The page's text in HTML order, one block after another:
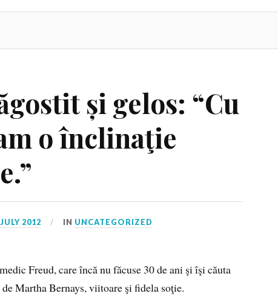
și gelos: “Cu
o înclinaţie
2012 IN UNCATEGORIZED
Freud, care încă nu făcuse 30 de ani şi îşi căuta
Martha Bernays, viitoare şi fidela soţie.